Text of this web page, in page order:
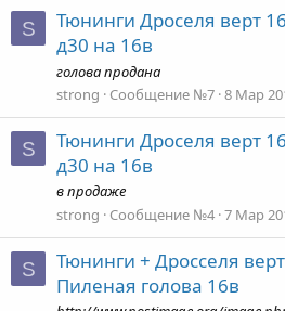
S
Тюнинги Дроселя верт
д30 на 16в
голова продана
strong
Сообщение №7 8 Мар
S
Тюнинги Дроселя верт
д30 на 16в
в продаже
strong
Сообщение №4 7 Мар
S
Тюнинги + Дросселя
Пиленая голова 16в